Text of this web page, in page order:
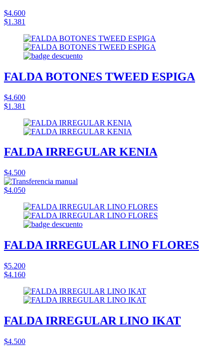
$4.600
$1.381
FALDA BOTONES TWEED ESPIGA
$4.600
$1.381
FALDA IRREGULAR KENIA
$4.500
$4.050
FALDA IRREGULAR LINO FLORES
$5.200
$4.160
FALDA IRREGULAR LINO IKAT
$4.500